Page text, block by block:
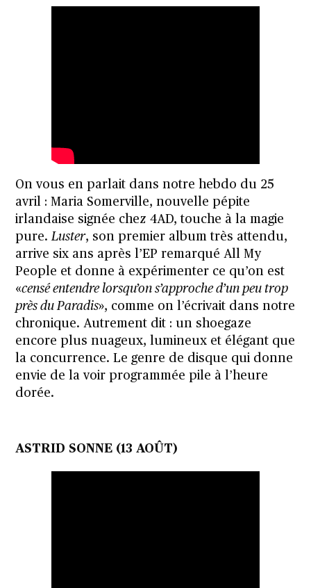
On vous en parlait dans notre hebdo du 25
avril : Maria Somerville, nouvelle pépite
irlandaise signée chez 4AD, touche à la magie
pure.Luster, son premier album très attendu,
arrive six ans après l’EP remarqué All My
People et donne à expérimenter ce qu’on est
«censé entendre lorsqu’on s’approche d’un peu trop
près du Paradis», comme on l’écrivait dans notre
chronique. Autrement dit : un shoegaze
encore plus nuageux, lumineux et élégant que
la concurrence. Le genre de disque qui donne
envie de la voir programmée pile à l’heure
dorée.
ASTRID SONNE (13 AOÛT)